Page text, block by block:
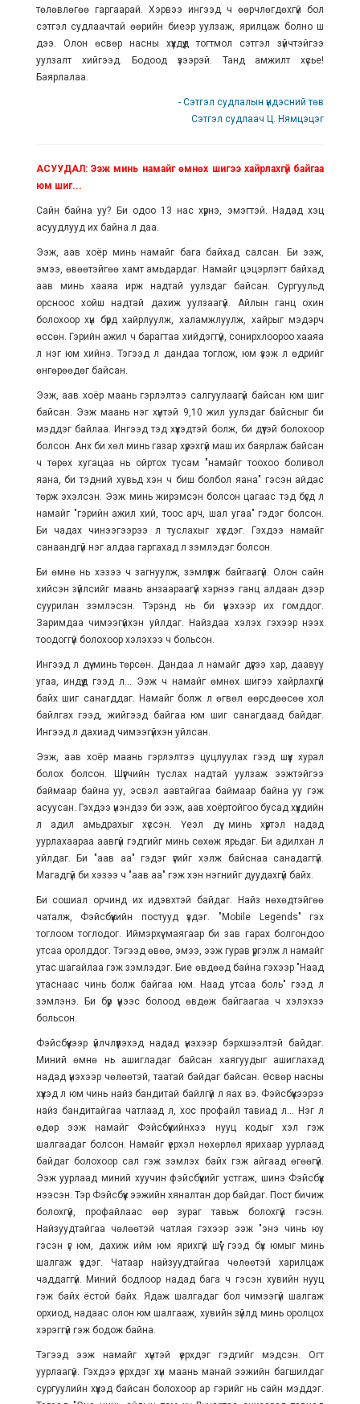
төлөвлөгөө гаргаарай. Хэрвээ ингээд ч өөрчлөгдөхгүй бол
сэтгэл судлаачтай өөрийн биеэр уулзаж, ярилцаж болно шүү
дээ. Олон өсвөр насны хүүхдүүд тогтмол сэтгэл зүйчтэйгээ
уулзалт хийгээд. Бодоод үзээрэй. Танд амжилт хүсье!
Баярлалаа.
- Сэтгэл судлалын үндэсний төв
Сэтгэл судлаач Ц. Нямцэцэг
АСУУДАЛ: Ээж минь намайг өмнөх шигээ хайрлахгүй байгаа
юм шиг...
Сайн байна уу? Би одоо 13 нас хүрнэ, эмэгтэй. Надад хэцүү
асуудлууд их байна л даа.
Ээж, аав хоёр минь намайг бага байхад салсан. Би ээж,
эмээ, өвөөтэйгөө хамт амьдардаг. Намайг цэцэрлэгт байхад
аав минь хааяа ирж надтай уулздаг байсан. Сургуульд
орсноос хойш надтай дахиж уулзаагүй. Айлын ганц охин
болохоор хүн бүрд хайрлуулж, халамжлуулж, хайрыг мэдэрч
өссөн. Гэрийн ажил ч барагтаа хийдэггүй, сонирхлоороо хааяа
л нэг юм хийнэ. Тэгээд л дандаа тоглож, юм үзэж л өдрийг
өнгөрөөдөг байсан.
Ээж, аав хоёр маань гэрлэлтээ салгуулаагүй байсан юм шиг
байсан. Ээж маань нэг хүнтэй 9,10 жил уулздаг байсныг би
мэддэг байлаа. Ингээд тэд хүүхэдтэй болж, би дүүтэй болохоор
болсон. Анх би хөл минь газар хүрэхгүй маш их баярлаж байсан
ч төрөх хугацаа нь ойртох тусам "намайг тоохоо боливол
яана, би тэдний хувьд хэн ч биш болбол яана" гэсэн айдас
төрж эхэлсэн. Ээж минь жирэмсэн болсон цагаас тэд бүгд л
намайг "гэрийн ажил хий, тоос арч, шал угаа" гэдэг болсон.
Би чадах чинээгээрээ л туслахыг хүсдэг. Гэхдээ намайг
санаандгүй нэг алдаа гаргахад л зэмлэдэг болсон.
Би өмнө нь хэзээ ч загнуулж, зэмлүүлж байгаагүй. Олон сайн
хийсэн зүйлсийг маань анзаараагүй хэрнээ ганц алдаан дээр
суурилан зэмлэсэн. Тэрэнд нь би үнэхээр их гомддог.
Заримдаа чимээгүйхэн уйлдаг. Найздаа хэлэх гэхээр нээх
тоодоггүй болохоор хэлэхээ ч больсон.
Ингээд л дүү минь төрсөн. Дандаа л намайг дүүгээ хар, даавуу
угаа, индүүд гээд л... Ээж ч намайг өмнөх шигээ хайрлахгүй
байх шиг санагддаг. Намайг болж л өгвөл өөрсдөөсөө хол
байлгах гээд, жийгээд байгаа юм шиг санагдаад байдаг.
Ингээд л дахиад чимээгүйхэн уйлсан.
Ээж, аав хоёр маань гэрлэлтээ цуцлуулах гээд шүүх хурал
болох болсон. Шүүгчийн туслах надтай уулзаж ээжтэйгээ
баймаар байна уу, эсвэл аавтайгаа баймаар байна уу гэж
асуусан. Гэхдээ үнэндээ би ээж, аав хоёртойгоо бусад хүүхдийн
л адил амьдрахыг хүссэн. Үеэл дүү минь хүртэл надад
уурлахаараа аавгүй гэдгийг минь сөхөж ярьдаг. Би адилхан л
уйлдаг. Би "аав аа" гэдэг үгийг хэлж байснаа санадаггүй.
Магадгүй би хэзээ ч "аав аа" гэж хэн нэгнийг дуудахгүй байх.
Би сошиал орчинд их идэвхтэй байдаг. Найз нөхөдтэйгөө
чаталж, Фэйсбүүкийн постууд үздэг. "Mobile Legends" гэх
тоглоом тоглодог. Иймэрхүү маягаар би зав гарах болгондоо
утсаа оролддог. Тэгээд өвөө, эмээ, ээж гурав үргэлж л намайг
утас шагайлаа гэж зэмлэдэг. Бие өвдөөд байна гэхээр "Наад
утаснаас чинь болж байгаа юм. Наад утсаа боль" гээд л
зэмлэнэ. Би бүр үүнээс болоод өвдөж байгаагаа ч хэлэхээ
больсон.
Фэйсбүүкээр үйлчлүүлэхэд надад үнэхээр бэрхшээлтэй байдаг.
Миний өмнө нь ашигладаг байсан хаягуудыг ашиглахад
надад үнэхээр чөлөөтэй, таатай байдаг байсан. Өсвөр насны
хүүхэд л юм чинь найз бандитай байлгүй л яах вэ. Фэйсбүүкээрээ
найз бандитайгаа чатлаад л, хос профайл тавиад л... Нэг л
өдөр ээж намайг Фэйсбүүкийнхээ нууц кодыг хэл гэж
шалгаадаг болсон. Намайг үерхэл нөхөрлөл ярихаар уурлаад
байдаг болохоор сал гэж зэмлэх байх гэж айгаад өгөөгүй.
Ээж уурлаад миний хуучин фэйсбүүкийг устгаж, шинэ Фэйсбүүк
нээсэн. Тэр Фэйсбүүк ээжийн хяналтан дор байдаг. Пост бичиж
болохгүй, профайлаас өөр зураг тавьж болохгүй гэсэн.
Найзуудтайгаа чөлөөтэй чатлая гэхээр ээж "энэ чинь юу
гэсэн үг юм, дахиж ийм юм ярихгүй шүү" гээд бүх юмыг минь
шалгаж үздэг. Чатаар найзуудтайгаа чөлөөтэй харилцаж
чаддаггүй. Миний бодлоор надад бага ч гэсэн хувийн нууц
гэж байх ёстой байх. Ядаж шалгадаг бол чимээгүй шалгаж
орхиод, надаас олон юм шалгааж, хувийн зүйлд минь оролцох
хэрэггүй гэж бодож байна.
Тэгээд ээж намайг хүнтэй үерхдэг гэдгийг мэдсэн. Огт
уурлаагүй. Гэхдээ үерхдэг хүн маань манай ээжийн багшилдаг
сургуулийн хүүхэд байсан болохоор ар гэрийг нь сайн мэддэг.